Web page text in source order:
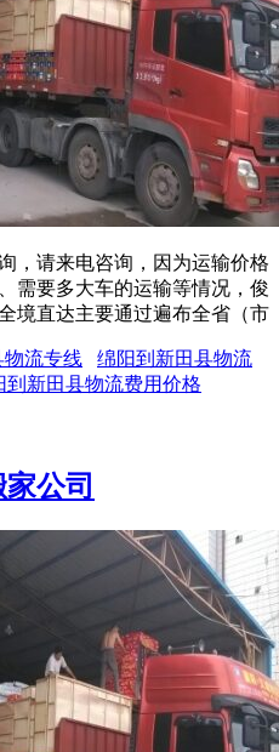
，请来电咨询，因为运输价格
需要多大车的运输等情况，俊
境直达主要通过遍布全省（市
物流专线
绵阳到新田县物流
到新田县物流费用价格
公司